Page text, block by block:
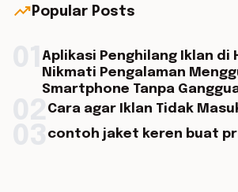
trending_up Popular Posts
Aplikasi Penghilang Iklan di
Nikmati Pengalaman
Smartphone Tanpa
Cara agar Iklan Tidak
contoh jaket keren buat